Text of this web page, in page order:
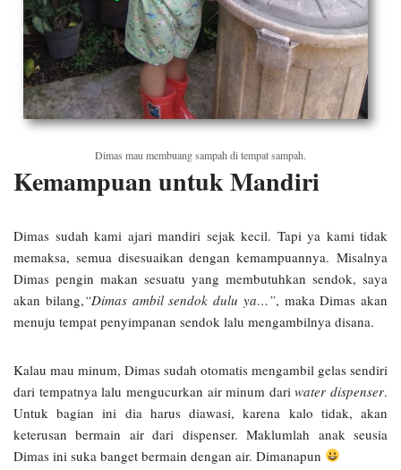
Dimas mau membuang sampah di tempat sampah.
Kemampuan untuk Mandiri
Dimas sudah kami ajari mandiri sejak kecil. Tapi ya kami tidak
memaksa, semua disesuaikan dengan kemampuannya. Misalnya
Dimas pengin makan sesuatu yang membutuhkan sendok, saya
akan bilang,“Dimas ambil sendok dulu ya…”, maka Dimas akan
menuju tempat penyimpanan sendok lalu mengambilnya disana.
Kalau mau minum, Dimas sudah otomatis mengambil gelas sendiri
dari tempatnya lalu mengucurkan air minum dariwater dispenser.
Untuk bagian ini dia harus diawasi, karena kalo tidak, akan
keterusan bermain air dari dispenser. Maklumlah anak seusia
Dimas ini suka banget bermain dengan air. Dimanapun